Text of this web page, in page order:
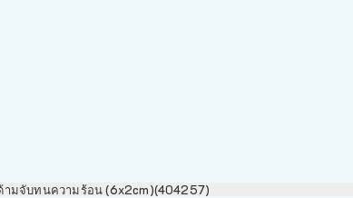
ามจับทนความร้อน (6x2cm)(404257)